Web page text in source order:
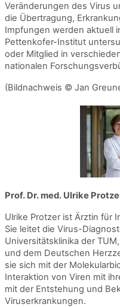
Veränderungen des Virus
die Übertragung,
Impfungen werden aktuell
Pettenkofer-Institut
oder Mitglied in
nationalen
(Bildnachweis © Jan
Prof. Dr. med. Ulrike
Ulrike Protzer ist Ärztin für
Sie leitet die Virus-
Universitätsklinika der
und dem Deutschen
sie sich mit der
Interaktion von Viren mit
mit der Entstehung und
Viruserkrankungen.